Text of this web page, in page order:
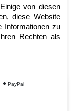
von diesen
diese Website
Informationen zu
Rechten als
PayPal